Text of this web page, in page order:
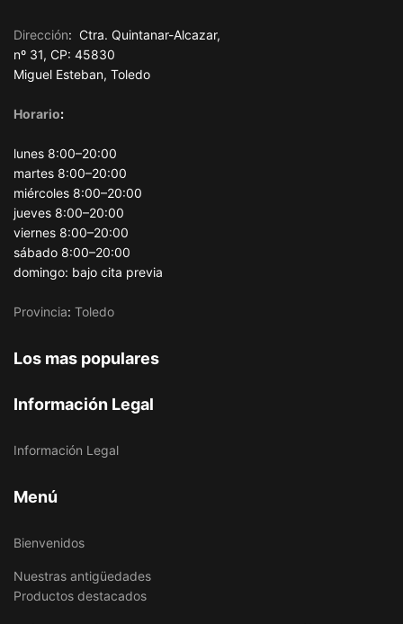
Dirección: Ctra. Quintanar-Alcazar,
nº 31, CP: 45830
Miguel Esteban, Toledo
Horario:
lunes 8:00–20:00
martes 8:00–20:00
miércoles 8:00–20:00
jueves 8:00–20:00
viernes 8:00–20:00
sábado 8:00–20:00
domingo: bajo cita previa
Provincia: Toledo
Los mas populares
Información Legal
Información Legal
Menú
Bienvenidos
Nuestras antigüedades
Productos destacados